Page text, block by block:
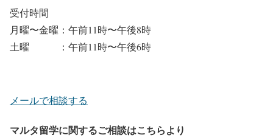
受付時間
月曜〜金曜：午前11時〜午後8時
土曜 ：午前11時〜午後6時
メールで相談する
マルタ留学に関するご相談はこちらより